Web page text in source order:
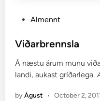
s
e
d
Almennt
Viðarbrennsla
Á næstu árum munu
landi, aukast gríðarlega.
byÁgust • October 2,